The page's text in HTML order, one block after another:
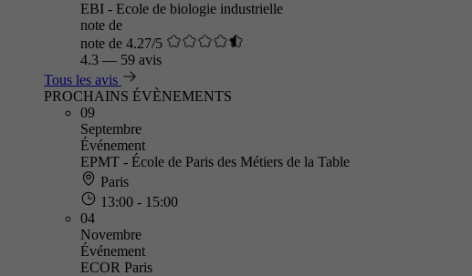
EBI - Ecole de biologie industrielle
note de
note de 4.27/5
4.3 — 59 avis
Tous les avis
PROCHAINS ÉVÈNEMENTS
09
Septembre
Événement
EPMT - École de Paris des Métiers de la Table
Paris
13:00 - 15:00
04
Novembre
Événement
ECOR Paris